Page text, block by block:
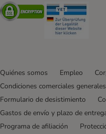
Security
Quiénes somos Empleo
Condiciones comerciales generales
Formulario de desistimiento
Gastos de envío y plazo de
Programa de afiliación